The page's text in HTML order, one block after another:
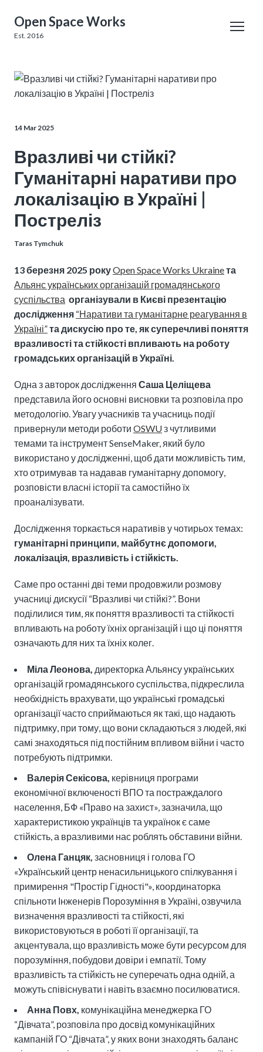
Open Space Works
Est. 2016
14 Mar 2025
Вразливі чи стійкі?
Гуманітарні наративи про
локалізацію в Україні |
Постреліз
Taras Tymchuk
13 березня 2025 рокуOpen Space Works Ukraineта
Альянс українських організацій громадянського
суспільства організували в Києві презентацію
дослідження “Наративи та гуманітарне реагування в
Україні”та дискусію про те, як суперечливі поняття
вразливості та стійкості впливають на роботу
громадських організацій в Україні.
Одна з авторок дослідження Саша Целіщева
представила його основні висновки та розповіла про
методологію. Увагу учасників та учасниць події
привернули методи роботи OSWUз чутливими
темами та інструмент SenseMaker, який було
використано у дослідженні, щоб дати можливість тим,
хто отримував та надавав гуманітарну допомогу,
розповісти власні історії та самостійно їх
проаналізувати.
Дослідження торкається наративів у чотирьох темах:
гуманітарні принципи, майбутнє допомоги,
локалізація, вразливість і стійкість.
Саме про останні дві теми продовжили розмову
учасниці дискусії “Вразливі чи стійкі?”. Вони
поділилися тим, як поняття вразливості та стійкості
впливають на роботу їхніх організацій і що ці поняття
означають для них та їхніх колег.
Міла Леонова, директорка Альянсу українських
організацій громадянського суспільства, підкреслила
необхідність врахувати, що українські громадські
організації часто сприймаються як такі, що надають
підтримку, при тому, що вони складаються з людей, які
самі знаходяться під постійним впливом війни і часто
потребують підтримки.
Валерія Секісова, керівниця програми
економічної включеності ВПО та постраждалого
населення, БФ «Право на захист», зазначила, що
характеристикою українців та українок є саме
стійкість, а вразливими нас роблять обставини війни.
Олена Ганцяк, засновниця і голова ГО
«Український центр ненасильницького спілкування і
примирення "Простір Гідності"», координаторка
спільноти Інженерів Порозуміння в Україні, озвучила
визначення вразливості та стійкості, які
використовуються в роботі її організації, та
акцентувала, що вразливість може бути ресурсом для
порозуміння, побудови довіри і емпатії. Тому
вразливість та стійкість не суперечать одна одній, а
можуть співіснувати і навіть взаємно посилюватися.
Анна Повх, комунікаційна менеджерка ГО
“Дівчата”, розповіла про досвід комунікаційних
кампаній ГО “Дівчата”, у яких вони знаходять баланс